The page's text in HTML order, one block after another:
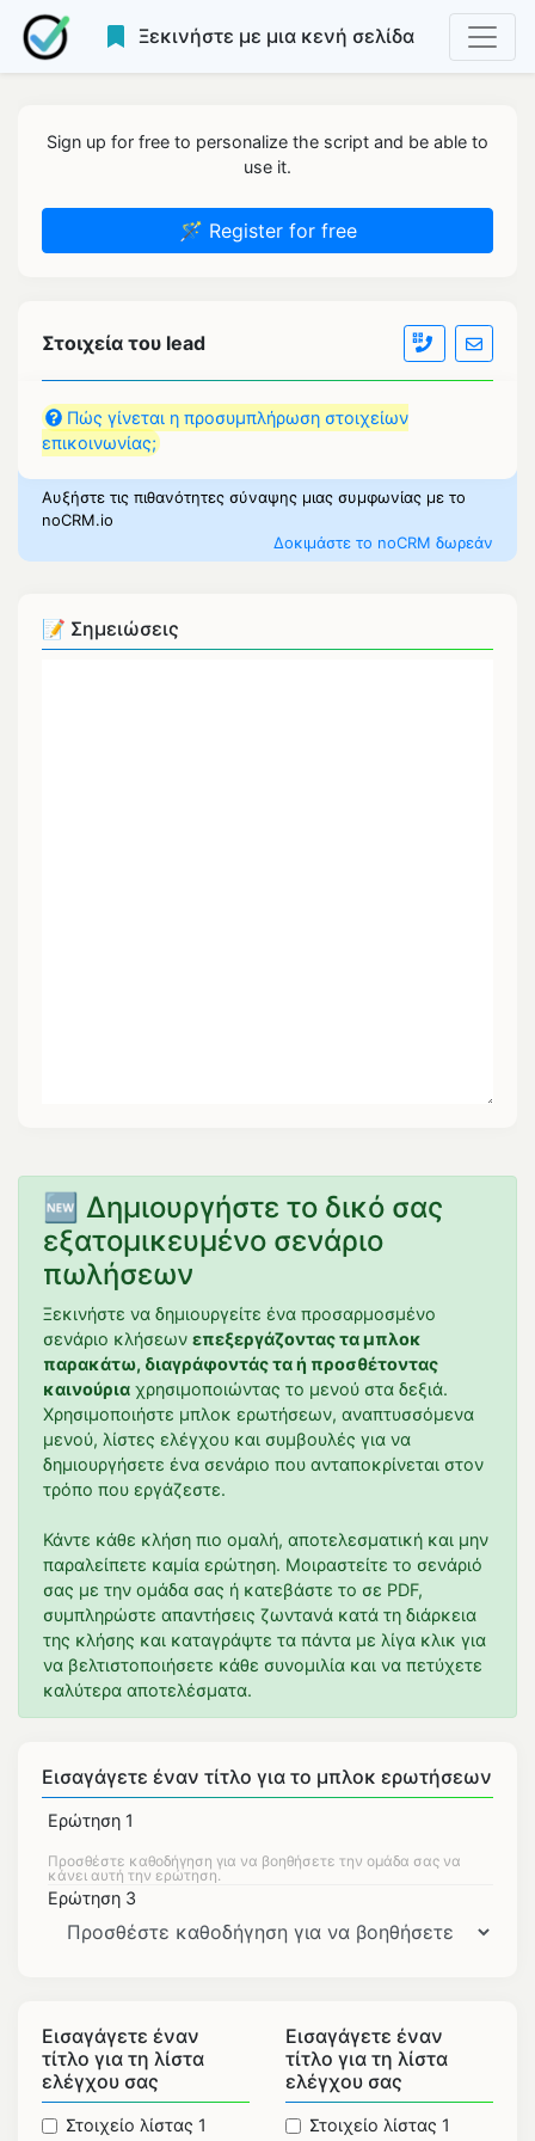
Ξεκινήστε με μια κενή σελίδα
🆕 Δημιουργήστε το δικό σας
εξατομικευμένο σενάριο
πωλήσεων
Ξεκινήστε να δημιουργείτε ένα προσαρμοσμένο
σενάριο κλήσεων επεξεργάζοντας τα μπλοκ
παρακάτω, διαγράφοντάς τα ή προσθέτοντας
καινούρια χρησιμοποιώντας το μενού στα δεξιά.
Χρησιμοποιήστε μπλοκ ερωτήσεων, αναπτυσσόμενα
μενού, λίστες ελέγχου και συμβουλές για να
δημιουργήσετε ένα σενάριο που ανταποκρίνεται στον
τρόπο που εργάζεστε.
Κάντε κάθε κλήση πιο ομαλή, αποτελεσματική και μην
παραλείπετε καμία ερώτηση. Μοιραστείτε το σενάριό
σας με την ομάδα σας ή κατεβάστε το σε PDF,
συμπληρώστε απαντήσεις ζωντανά κατά τη διάρκεια
της κλήσης και καταγράψτε τα πάντα με λίγα κλικ για
να βελτιστοποιήσετε κάθε συνομιλία και να πετύχετε
καλύτερα αποτελέσματα.
Εισαγάγετε έναν τίτλο για το μπλοκ ερωτήσεων
Ερώτηση 1
Ερώτηση 3
Εισαγάγετε έναν
τίτλο για τη λίστα
ελέγχου σας
Στοιχείο λίστας 1
Εισαγάγετε έναν
τίτλο για τη λίστα
ελέγχου σας
Στοιχείο λίστας 1
Sign up for free to personalize the script and be able to
use it.
🪄 Register for free
Στοιχεία του lead
Πώς γίνεται η προσυμπλήρωση στοιχείων
επικοινωνίας;
Αυξήστε τις πιθανότητες σύναψης μιας συμφωνίας με το
noCRM.io
Δοκιμάστε το noCRM δωρεάν
📝 Σημειώσεις